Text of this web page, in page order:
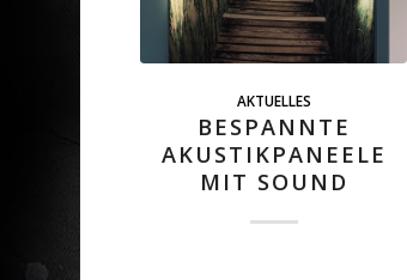
AKTUELLES
BESPANNTE
AKUSTIKPANEELE
MIT SOUND